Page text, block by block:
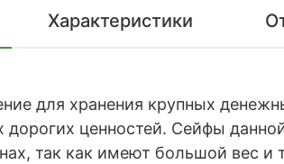
Характеристики
для хранения крупных
ценностей. Сейфы
так как имеют большой вес и